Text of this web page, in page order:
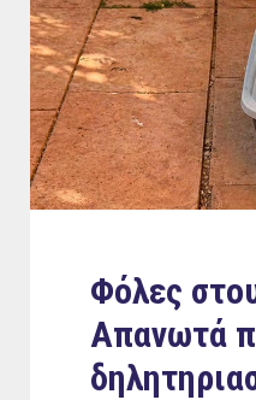
Φόλες
Απανωτά